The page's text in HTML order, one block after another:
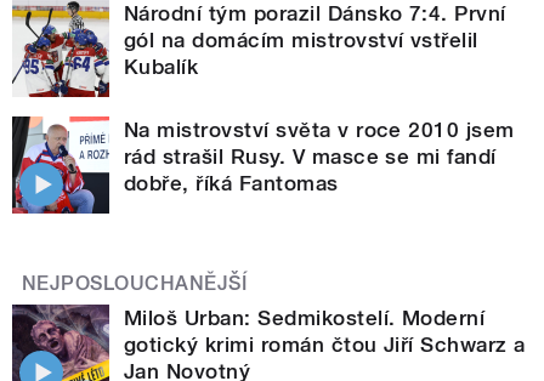
Národní tým porazil Dánsko 7:4. První
gól na domácím mistrovství vstřelil
Kubalík
Na mistrovství světa v roce 2010 jsem
rád strašil Rusy. V masce se mi fandí
dobře, říká Fantomas
NEJPOSLOUCHANĚJŠÍ
Miloš Urban: Sedmikostelí. Moderní
gotický krimi román čtou Jiří Schwarz a
Jan Novotný